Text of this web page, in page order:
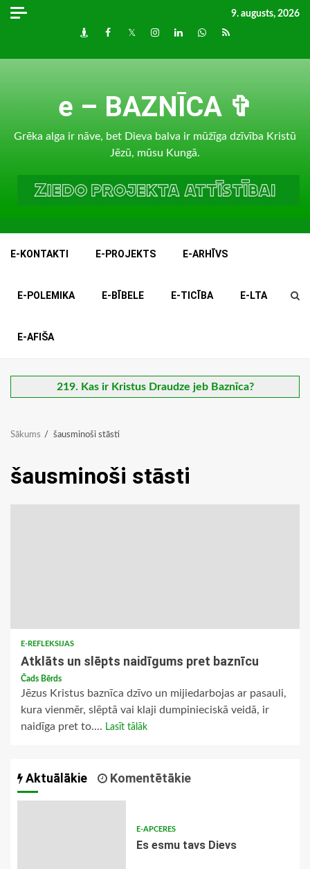
Skip
9. augusts, 2026
DraugiemFacebook
TwitterInstagram
LinkedInwhatsapp
RSS
e – BAZNĪCA ✞
Grēka alga ir nāve, bet Dieva balva ir mūžīga dzīvība Kristū
Jēzū, mūsu Kungā.
E-KONTAKTI E-PROJEKTS E-ARHĪVS
E-POLEMIKA E-BĪBELE E-TICĪBA E-LTA
E-AFIŠA
219. Kas ir Kristus Draudze jeb Baznīca?
Sākums šausminoši stāsti
šausminoši stāsti
E-REFLEKSIJAS
Atklāts un slēpts naidīgums pret baznīcu
Čads Bērds
Jēzus Kristus baznīca dzīvo un mijiedarbojas ar pasauli,
kura vienmēr, slēptā vai klaji dumpinieciskā veidā, ir
naidīga pret to.... Lasīt tālāk
Aktuālākie Komentētākie
E-APCERES
Es esmu tavs Dievs